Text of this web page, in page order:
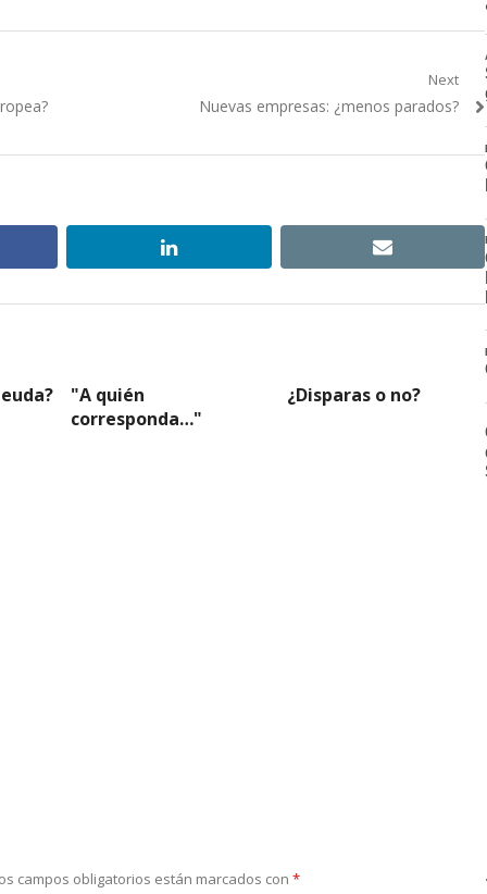
Next
Next
Nuevas empresas: ¿menos parados?
linkedin email
"A quién
corresponda…"
¿Disparas o no?
campos obligatorios están marcados con *